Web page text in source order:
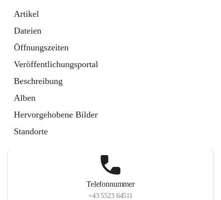
Artikel
Dateien
Öffnungszeiten
Veröffentlichungsportal
Beschreibung
Alben
Hervorgehobene Bilder
Standorte
neuem
Tab
Telefonnummer
+43 5523 64511